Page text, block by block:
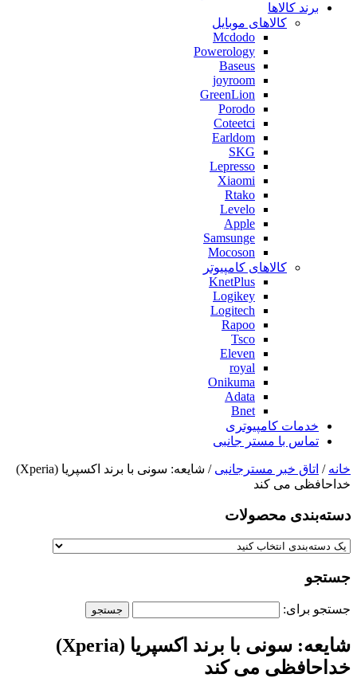
برند کالاها
کالاهای موبایل
Mcdodo
Powerology
Baseus
joyroom
GreenLion
Porodo
Coteetci
Earldom
SKG
Lepresso
Xiaomi
Rtako
Levelo
Apple
Samsunge
Mocoson
کالاهای کامپیوتر
KnetPlus
Logikey
Logitech
Rapoo
Tsco
Eleven
royal
Onikuma
Adata
Bnet
خدمات کامپیوتری
تماس با مستر جانبی
خانه / اتاق خبر مسترجانبی
/ شایعه: سونی با برند اکسپریا (Xperia)
خداحافظی می کند
دسته‌بندی‌ محصولات
جستجو
جستجو برای:
شایعه: سونی با برند اکسپریا (Xperia)
خداحافظی می کند